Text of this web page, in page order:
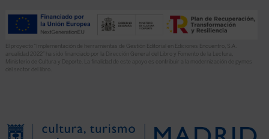
El proyecto “Implementación de herramientas de Gestión Editorial en Ediciones Encuentro, S.A.
anualidad 2022” ha sido financiado por la Dirección General del Libro y Fomento de la Lectura,
Ministerio de Cultura y Deporte. La finalidad de este apoyo es contribuir a la modernización de pymes
del sector del libro.